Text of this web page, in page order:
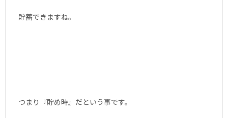
貯蓄できますね。
つまり『貯め時』だという事です。